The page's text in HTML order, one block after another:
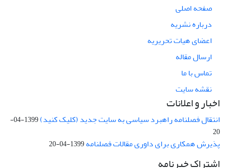
صفحه اصلی
درباره نشریه
اعضای هیات تحریریه
ارسال مقاله
تماس با ما
نقشه سایت
اخبار و اعلانات
انتقال فصلنامه راهبرد سیاسی به سایت جدید (کلیک کنید)
1399-04-
20
پذیرش همکاری برای داوری مقالات فصلنامه1399-04-20
اشتراک خبرنامه